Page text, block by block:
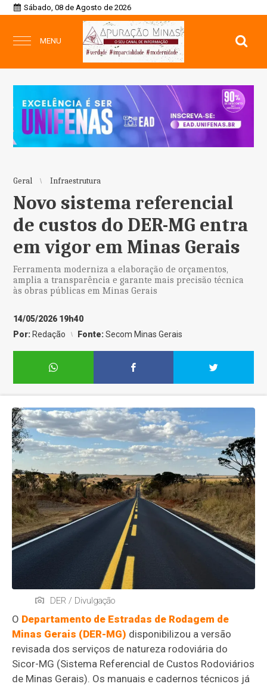
Sábado, 08 de Agosto de 2026
MENU
Geral Infraestrutura
Novo sistema referencial
de custos do DER-MG entra
em vigor em Minas Gerais
Ferramenta moderniza a elaboração de orçamentos,
amplia a transparência e garante mais precisão técnica
às obras públicas em Minas Gerais
14/05/2026 19h40
Por: Redação Fonte:Secom Minas Gerais
DER / Divulgação
O Departamento de Estradas de Rodagem de
Minas Gerais (DER-MG) disponibilizou a versão
revisada dos serviços de natureza rodoviária do
Sicor-MG (Sistema Referencial de Custos Rodoviários
de Minas Gerais). Os manuais e cadernos técnicos já